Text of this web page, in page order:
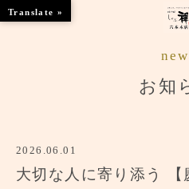
お知
2026.06.01
大切な人に寄り添う 【
Translate »